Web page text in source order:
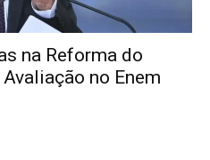
na Reforma do
no Enem